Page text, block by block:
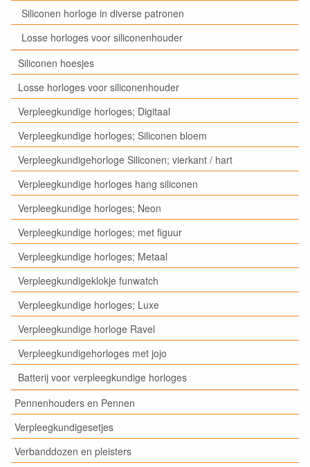
Siliconen horloge in diverse patronen
Losse horloges voor siliconenhouder
Siliconen hoesjes
Losse horloges voor siliconenhouder
Verpleegkundige horloges; Digitaal
Verpleegkundige horloges; Siliconen bloem
Verpleegkundigehorloge Siliconen; vierkant / hart
Verpleegkundige horloges hang siliconen
Verpleegkundige horloges; Neon
Verpleegkundige horloges; met figuur
Verpleegkundige horloges; Metaal
Verpleegkundigeklokje funwatch
Verpleegkundige horloges; Luxe
Verpleegkundige horloge Ravel
Verpleegkundigehorloges met jojo
Batterij voor verpleegkundige horloges
Pennenhouders en Pennen
Verpleegkundigesetjes
Verbanddozen en pleisters